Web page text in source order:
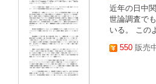
近年の日中
世論調査で
いる。 この
550 販売